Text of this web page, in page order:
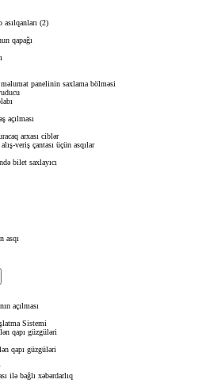
(2)
qapağı
panelinin saxlama bölməsi
açılması
arxası ciblər
veriş çantası üçün asqılar
bilet saxlayıcı
asqı
açılması
Sistemi
qapı güzgüləri
qapı güzgüləri
ilə bağlı xəbərdarlıq